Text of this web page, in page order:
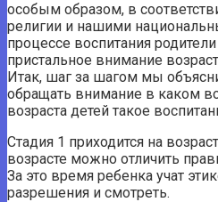
особым образом, в
религии и нашими
процессе воспитания
пристальное внимание
Итак, шаг за шагом мы
обращать внимание в каком
возраста детей такое
Стадия 1 приходится на
возрасте можно отличить
За это время ребенка учат
разрешения и смотреть.